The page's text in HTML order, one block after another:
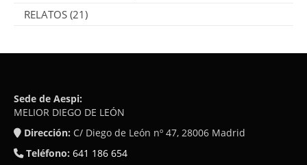
RELATOS (21)
Sede de Aespi:
MELIOR DIEGO DE LEÓN
Dirección: C/ Diego de León nº 47, 28006 Madrid
Teléfono: 641 186 654